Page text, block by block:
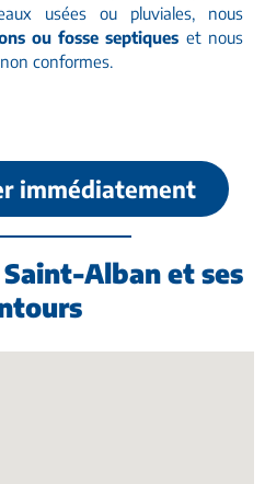
usées ou pluviales, nous
ou fosse septiques et nous
conformes.
immédiatement
Alban et ses